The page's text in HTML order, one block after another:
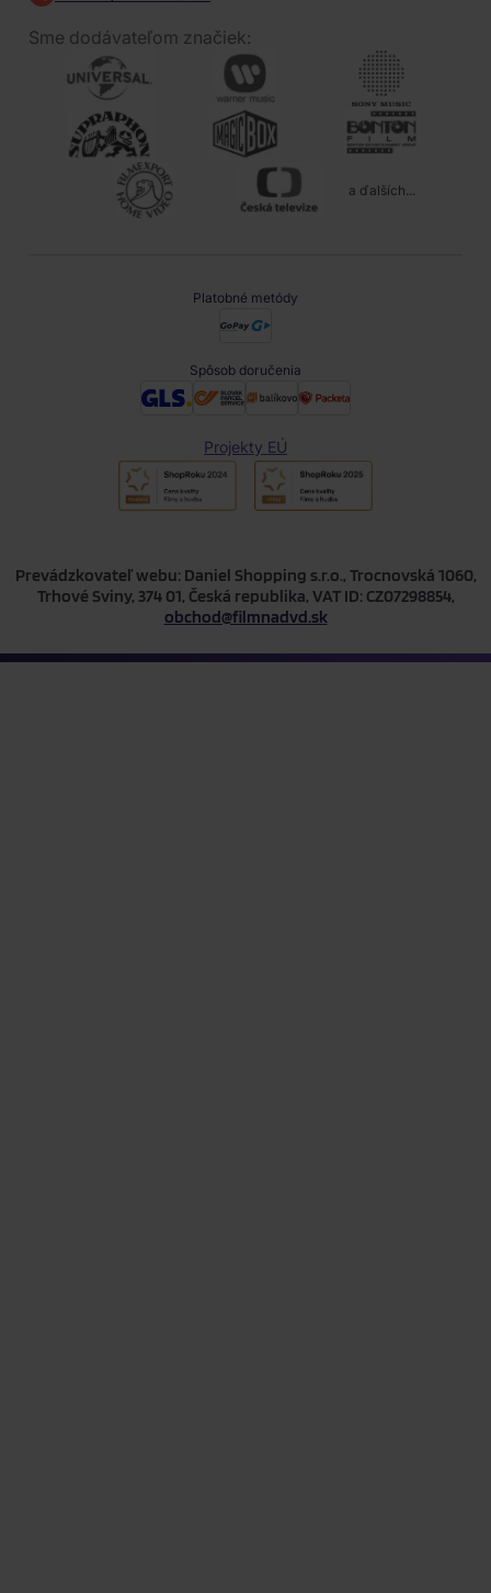
Sme dodávateľom značiek:
a ďalších...
Platobné metódy
Spôsob doručenia
Projekty EÚ
Prevádzkovateľ webu: Daniel Shopping s.r.o., Trocnovská 1060,
Trhové Sviny, 374 01, Česká republika, VAT ID: CZ07298854,
obchod@filmnadvd.sk